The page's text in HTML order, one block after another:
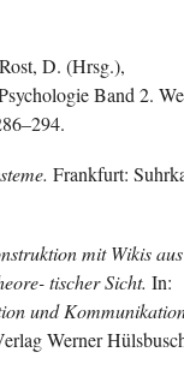
D. (Hrsg.),
Band 2.
Frankfurt:
mit Wikis aus
tischer Sicht. In:
und
Werner